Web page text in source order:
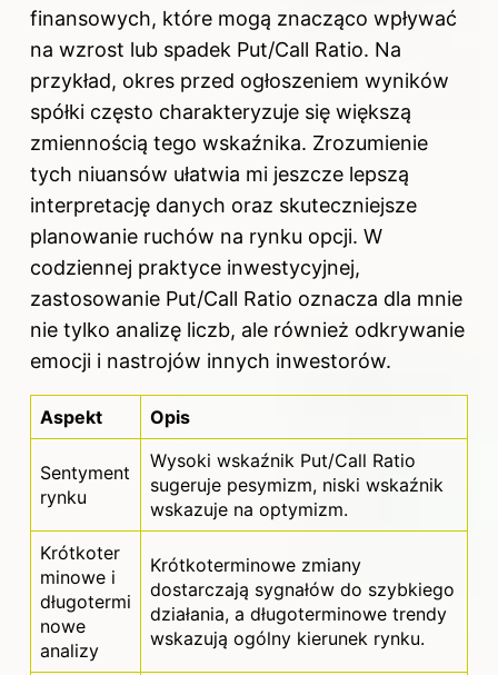
finansowych, które mogą znacząco wpływać
na wzrost lub spadek Put/Call Ratio. Na
przykład, okres przed ogłoszeniem wyników
spółki często charakteryzuje się większą
zmiennością tego wskaźnika. Zrozumienie
tych niuansów ułatwia mi jeszcze lepszą
interpretację danych oraz skuteczniejsze
planowanie ruchów na rynku opcji. W
codziennej praktyce inwestycyjnej,
zastosowanie Put/Call Ratio oznacza dla mnie
nie tylko analizę liczb, ale również odkrywanie
emocji i nastrojów innych inwestorów.
Aspekt Opis
Sentyment
rynku
Wysoki wskaźnik Put/Call Ratio
sugeruje pesymizm, niski wskaźnik
wskazuje na optymizm.
Krótkoter
minowe i
długotermi
nowe
analizy
Krótkoterminowe zmiany
dostarczają sygnałów do szybkiego
działania, a długoterminowe trendy
wskazują ogólny kierunek rynku.